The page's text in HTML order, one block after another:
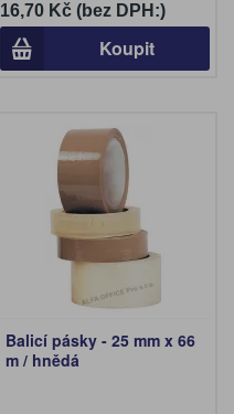
16,70 Kč (bez DPH:)
Koupit
Balicí pásky - 25 mm x 66
m / hnědá